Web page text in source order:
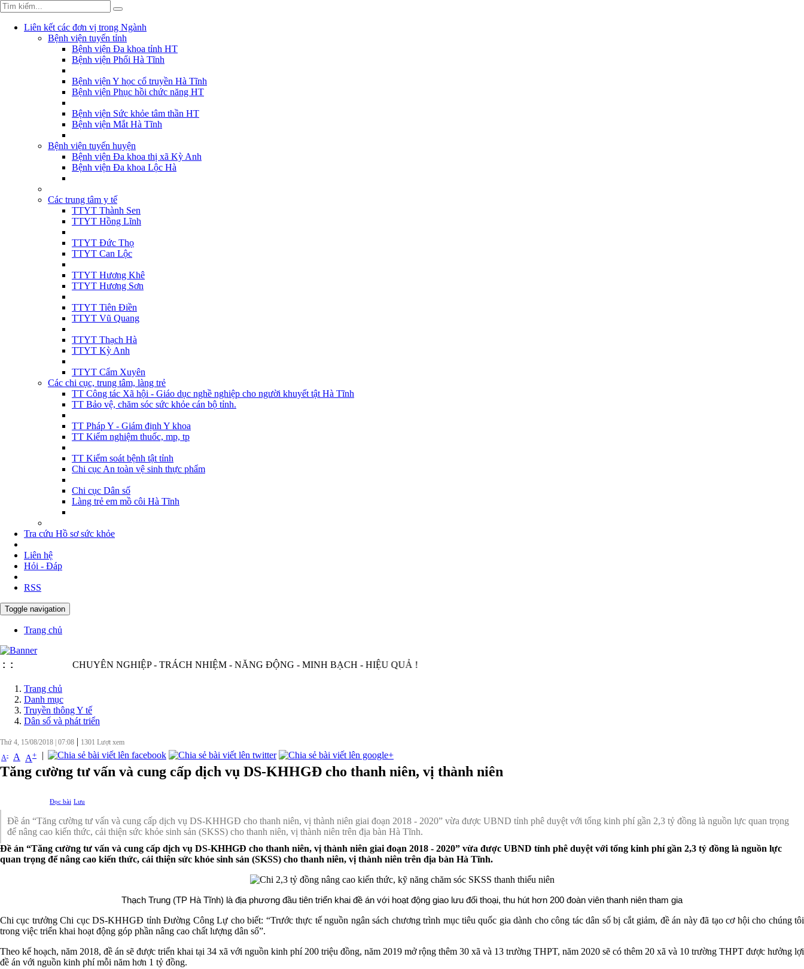
Liên kết các đơn vị trong Ngành
Bệnh viện tuyến tỉnh
Bệnh viện Đa khoa tỉnh HT
Bệnh viện Phổi Hà Tĩnh
Bệnh viện Y học cổ truyền Hà Tĩnh
Bệnh viện Phục hồi chức năng HT
Bệnh viện Sức khỏe tâm thần HT
Bệnh viện Mắt Hà Tĩnh
Bệnh viện tuyến huyện
Bệnh viện Đa khoa thị xã Kỳ Anh
Bệnh viện Đa khoa Lộc Hà
Các trung tâm y tế
TTYT Thành Sen
TTYT Hồng Lĩnh
TTYT Đức Thọ
TTYT Can Lộc
TTYT Hương Khê
TTYT Hương Sơn
TTYT Tiên Điền
TTYT Vũ Quang
TTYT Thạch Hà
TTYT Kỳ Anh
TTYT Cẩm Xuyên
Các chi cục, trung tâm, làng trẻ
TT Công tác Xã hội - Giáo dục nghề nghiệp cho người khuyết tật Hà Tĩnh
TT Bảo vệ, chăm sóc sức khỏe cán bộ tỉnh.
TT Pháp Y - Giám định Y khoa
TT Kiểm nghiệm thuốc, mp, tp
TT Kiểm soát bệnh tật tỉnh
Chi cục An toàn vệ sinh thực phẩm
Chi cục Dân số
Làng trẻ em mồ côi Hà Tĩnh
Tra cứu Hồ sơ sức khỏe
Liên hệ
Hỏi - Đáp
RSS
Toggle navigation
Trang chủ
: : CHUYÊN NGHIỆP - TRÁCH NHIỆM - NĂNG ĐỘNG - MINH BẠCH - HIỆU QUẢ !
Trang chủ
Danh mục
Truyền thông Y tế
Dân số và phát triển
Thứ 4, 15/08/2018 07:08 | 1301 Lượt xem
A- A A+ |
Tăng cường tư vấn và cung cấp dịch vụ DS-KHHGĐ cho thanh niên, vị thành niên
Đọc bài Lưu
Đề án “Tăng cường tư vấn và cung cấp dịch vụ DS-KHHGĐ cho thanh niên, vị thành niên giai đoạn 2018 - 2020” vừa được UBND tỉnh phê duyệt với tổng kinh phí gần 2,3 tỷ đồng là nguồn lực quan trọng
để nâng cao kiến thức, cải thiện sức khỏe sinh sản (SKSS) cho thanh niên, vị thành niên trên địa bàn Hà Tĩnh.
Đề án “Tăng cường tư vấn và cung cấp dịch vụ DS-KHHGĐ cho thanh niên, vị thành niên giai đoạn 2018 - 2020” vừa được UBND tỉnh phê duyệt với tổng kinh phí gần 2,3 tỷ đồng là nguồn lực
quan trọng để nâng cao kiến thức, cải thiện sức khỏe sinh sản (SKSS) cho thanh niên, vị thành niên trên địa bàn Hà Tĩnh.
Thạch Trung (TP Hà Tĩnh) là địa phương đầu tiên triển khai đề án với hoạt động giao lưu đối thoại, thu hút hơn 200 đoàn viên thanh niên tham gia
Chi cục trưởng Chi cục DS-KHHGĐ tỉnh Đường Công Lự cho biết: “Trước thực tế nguồn ngân sách chương trình mục tiêu quốc gia dành cho công tác dân số bị cắt giảm, đề án này đã tạo cơ hội cho chúng tôi
trong việc triển khai hoạt động góp phần nâng cao chất lượng dân số”.
Theo kế hoạch, năm 2018, đề án sẽ được triển khai tại 34 xã với nguồn kinh phí 200 triệu đồng, năm 2019 mở rộng thêm 30 xã và 13 trường THPT, năm 2020 sẽ có thêm 20 xã và 10 trường THPT được hưởng lợi
đề án với nguồn kinh phí mỗi năm hơn 1 tỷ đồng.